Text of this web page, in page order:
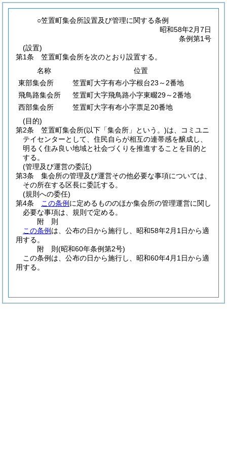
○笠置町集会所設置及び管理に関する条例
昭和58年2月7日
条例第1号
(設置)
第1条
笠置町集会所を次のとおり設置する。
名称
位置
東部集会所
笠置町大字有布小字根台23～2番地
飛鳥路集会所
笠置町大字飛鳥路小字東畷29～2番地
西部集会所
笠置町大字有布小字票足20番地
(目的)
第2条
笠置町集会所(以下「集会所」という。)は、コミユニ
テイセンターとして、住民自らが相互の連帯感を醸成し、
明るく住み良い地域と社会づくりを推進することを目的と
する。
(管理及び運営の委託)
第3条
集会所の管理及び運営その他必要な事項については、
その所在する区長に委託する。
(規則への委任)
第4条
この条例 に定めるもののほか集会所の管理運営に関し
必要な事項は、規則で定める。
附 則
この条例 は、公布の日から施行し、昭和58年2月1日から適
用する。
附 則(昭和60年条例第2号)
この条例は、公布の日から施行し、昭和60年4月1日から適
用する。